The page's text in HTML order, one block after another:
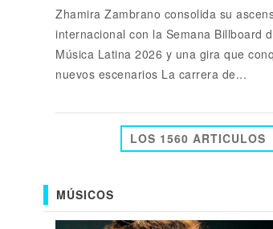
Zhamira Zambrano consolida su
internacional con la Semana Billboard
Música Latina 2026 y una gira que
nuevos escenarios La carrera de...
LOS 1560 ARTICULOS
MÚSICOS